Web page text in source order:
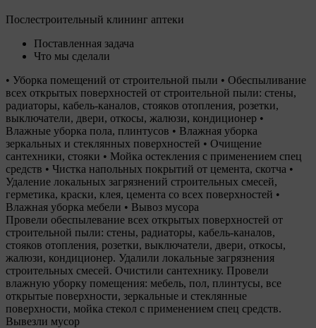
Послестроительный клининг аптеки
Поставленная задача
Что мы сделали
• Уборка помещений от строительной пыли • Обеспыливание
всех открытых поверхностей от строительной пыли: стены,
радиаторы, кабель-каналов, стояков отопления, розетки,
выключатели, двери, откосы, жалюзи, кондиционер •
Влажные уборка пола, плинтусов • Влажная уборка
зеркальных и стеклянных поверхностей • Очищение
сантехники, стояки • Мойка остекления с применением спец
средств • Чистка напольных покрытий от цемента, скотча •
Удаление локальных загрязнений строительных смесей,
герметика, краски, клея, цемента со всех поверхностей •
Влажная уборка мебели • Вывоз мусора
Провели обеспылевание всех открытых поверхностей от
строительной пыли: стены, радиаторы, кабель-каналов,
стояков отопления, розетки, выключатели, двери, откосы,
жалюзи, кондиционер. Удалили локальные загрязнения
строительных смесей. Очистили сантехнику. Провели
влажную уборку помещения: мебель, пол, плинтусы, все
открытые поверхности, зеркальные и стеклянные
поверхности, мойка стекол с применением спец средств.
Вывезли мусор